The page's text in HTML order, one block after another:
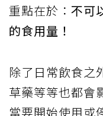
重點在於： 不可
的食用量！
除了日常飲食之
草藥等等也都會
當要開始使用或